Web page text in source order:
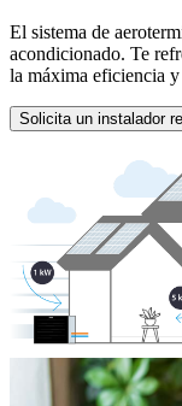
El sistema de
acondicionado. Te
la máxima eficiencia
Solicita un instalador